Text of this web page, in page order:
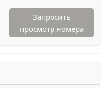
Запросить
просмотр номера